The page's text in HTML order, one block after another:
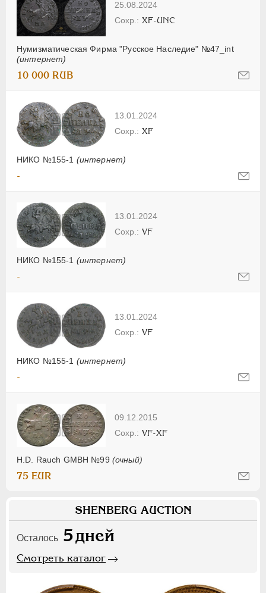
25.08.2024
Нумизматическая Фирма "Русское Наследие" №47_int
(интернет)
XF-UNC
10 000 RUB
13.01.2024
НИКО №155-1 (интернет)
XF
-
13.01.2024
НИКО №155-1 (интернет)
VF
-
13.01.2024
НИКО №155-1 (интернет)
VF
-
09.12.2015
H.D. Rauch GMBH №99 (очный)
VF-XF
75 EUR
SHENBERG AUCTION
Осталось 5дней
Смотреть каталог